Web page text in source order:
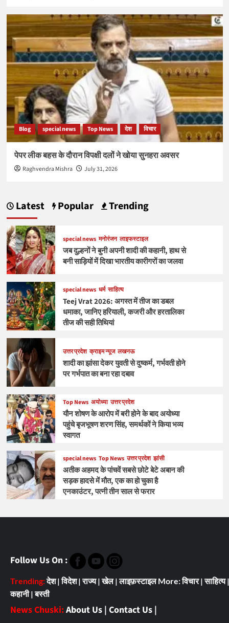
Blog special news Top News देश विचार
पेपर लीक बहस के दौरान विपक्षी दलों ने खोया सुनहरा अवसर
Raghvendra Mishra July 31, 2026
Latest Popular Trending
special news मनोरंजन लाइफस्टाइल
जब दुल्हनों ने बुनी अपनी शादी की कहानी, हाथ से
बनी साड़ियों में दिखा भारतीय कारीगरों का जलवा
special news धर्म साहित्य
Teej Vrat 2026: अगस्त में तीज का डबल
धमाका, जानिए हरियाली, कजरी और हरतालिका
तीज की सही तिथियां
उत्तर प्रदेश क्राइम न्यूज लखनऊ
शादी का झांसा देकर युवती से दुष्कर्म, गर्भवती होने
पर गर्भपात का बना रहा दबाव
Top News अयोध्या उत्तर प्रदेश
यौन शोषण के आरोप में बरी होने के बाद अयोध्या
पहुंचे बृजभूषण शरण सिंह, समर्थकों ने किया भव्य
स्वागत
special news Top News उत्तर प्रदेश झांसी
अतीक अहमद के पांचवें सबसे छोटे बेटे अबान की
सड़क हादसे में मौत, एक का हो चुका है
एनकाउंटर, पत्नी तीन साल से फरार
Follow Us On :
Trending:देश|विदेश|राज्य|खेल|लाइफ़स्टाइल More:विचार|साहित्य|
कहानी|बस्ती
News Chuski:About Us | Contact Us |